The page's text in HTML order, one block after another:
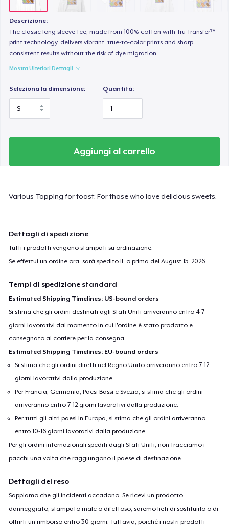
Descrizione:
The classic long sleeve tee, made from 100% cotton with Tru Transfer™
print technology, delivers vibrant, true-to-color prints and sharp,
consistent results without the risk of dye migration.
Mostra Ulteriori Dettagli
Seleziona la dimensione: Quantità:
Aggiungi al carrello
Various Topping for toast: For those who love delicious sweets.
Dettagli di spedizione
Tutti i prodotti vengono stampati su ordinazione.
Se effettui un ordine ora, sarà spedito il, o prima delAugust 15, 2026.
Tempi di spedizione standard
Estimated Shipping Timelines: US-bound orders
Si stima che gli ordini destinati agli Stati Uniti arriveranno entro 4-7
giorni lavorativi dal momento in cui l'ordine è stato prodotto e
consegnato al corriere per la consegna.
Estimated Shipping Timelines: EU-bound orders
Si stima che gli ordini diretti nel Regno Unito arriveranno entro 7-12
giorni lavorativi dalla produzione.
Per Francia, Germania, Paesi Bassi e Svezia, si stima che gli ordini
arriveranno entro 7-12 giorni lavorativi dalla produzione.
Per tutti gli altri paesi in Europa, si stima che gli ordini arriveranno
entro 10-16 giorni lavorativi dalla produzione.
Per gli ordini internazionali spediti dagli Stati Uniti, non tracciamo i
pacchi una volta che raggiungono il paese di destinazione.
Dettagli del reso
Sappiamo che gli incidenti accadono. Se ricevi un prodotto
danneggiato, stampato male o difettoso, saremo lieti di sostituirlo o di
offrirti un rimborso entro 30 giorni. Tuttavia, poiché i nostri prodotti
Tru transfer Printed Premium Tee
Tru Transfer Printed Classic Tee
27,99 USD
24,99 USD
Tru Transfer Unisex Crewneck Sweatshirt
Tru Transfer Printed Unisex Premium Hoodie
Classic Long Sleeve Tee
24,99 USD